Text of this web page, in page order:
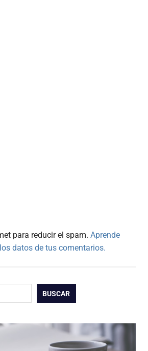
para reducir el spam. Aprende
datos de tus comentarios.
BUSCAR